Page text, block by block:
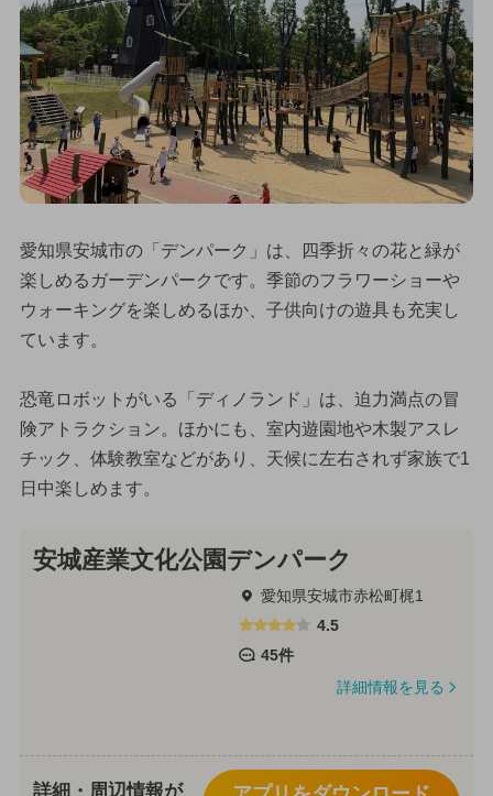
愛知県安城市の「デンパーク」は、四季折々の花と緑が
楽しめるガーデンパークです。季節のフラワーショーや
ウォーキングを楽しめるほか、子供向けの遊具も充実し
ています。
恐竜ロボットがいる「ディノランド」は、迫力満点の冒
険アトラクション。ほかにも、室内遊園地や木製アスレ
チック、体験教室などがあり、天候に左右されず家族で1
日中楽しめます。
安城産業文化公園デンパーク
愛知県安城市赤松町梶1
4.5
45件
詳細情報を見る
詳細・周辺情報が